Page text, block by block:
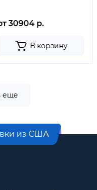
30904 р.
В корзину
еще
из США